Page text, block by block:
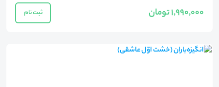
1,990,000 تومان ثبت نام